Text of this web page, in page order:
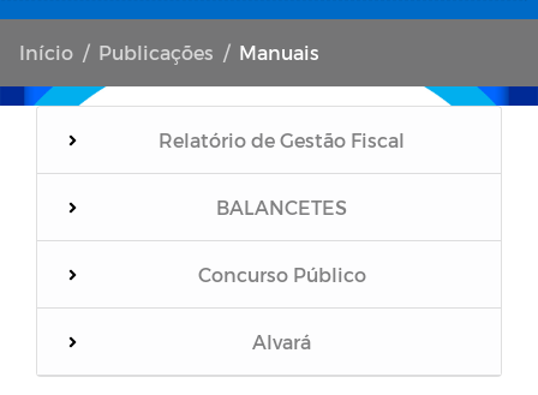
Início Publicações Manuais
Relatório de Gestão Fiscal
BALANCETES
Concurso Público
Alvará